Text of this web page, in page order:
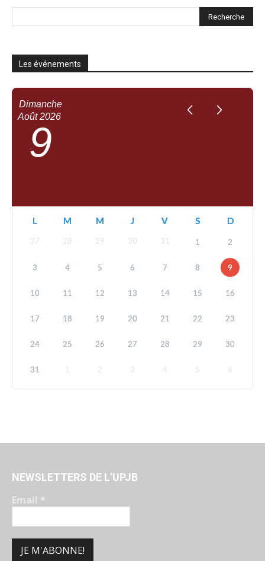
Les événements
Dimanche
Août 2026
9
L M M J V S D
27 28 29 30 31 1 2
3 4 5 6 7 8 9
10 11 12 13 14 15 16
17 18 19 20 21 22 23
24 25 26 27 28 29 30
31 1 2 3 4 5 6
NEWSLETTERS DE L’UPJB
Email *